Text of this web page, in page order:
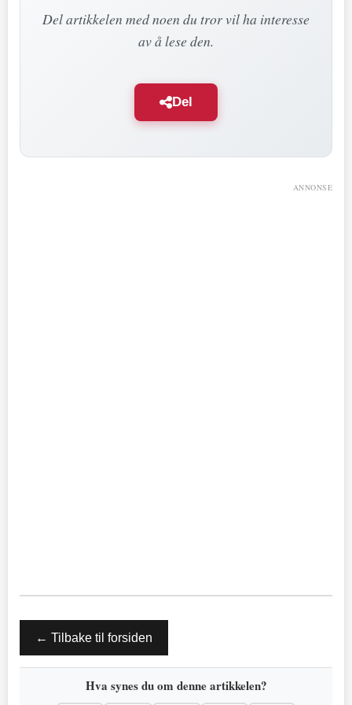
Del artikkelen med noen du tror vil ha interesse
av å lese den.
Del
ANNONSE
← Tilbake til forsiden
Hva synes du om denne artikkelen?